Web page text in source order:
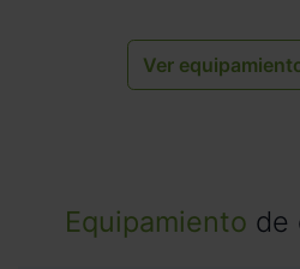
Ver
Equipamiento de